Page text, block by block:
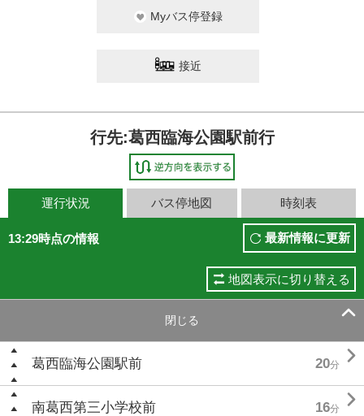
Myバス停登録
接近
行先:葛西臨海公園駅前行
運行状況 バス停地図 時刻表
13:29時点の情報 最新情報に更新
地図表示に切り替える
閉じる 
葛西臨海公園駅前 20分 
南葛西第三小学校前 16分 